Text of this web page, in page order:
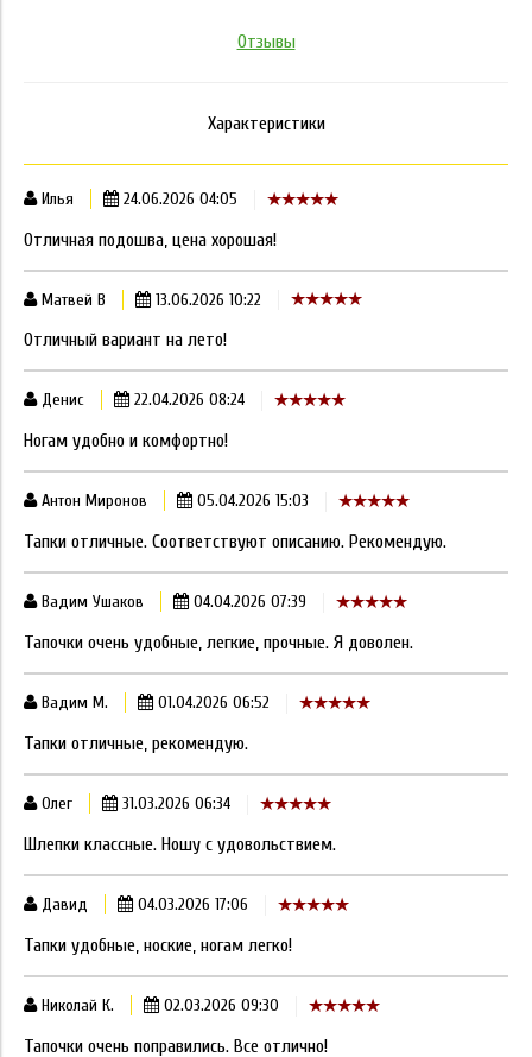
Отзывы
Характеристики
Илья 24.06.2026 04:05
Отличная подошва, цена хорошая!
Матвей В 13.06.2026 10:22
Отличный вариант на лето!
Денис 22.04.2026 08:24
Ногам удобно и комфортно!
Антон Миронов 05.04.2026 15:03
Тапки отличные. Соответствуют описанию. Рекомендую.
Вадим Ушаков 04.04.2026 07:39
Тапочки очень удобные, легкие, прочные. Я доволен.
Вадим М. 01.04.2026 06:52
Тапки отличные, рекомендую.
Олег 31.03.2026 06:34
Шлепки классные. Ношу с удовольствием.
Давид 04.03.2026 17:06
Тапки удобные, ноские, ногам легко!
Николай К. 02.03.2026 09:30
Тапочки очень поправились. Все отлично!